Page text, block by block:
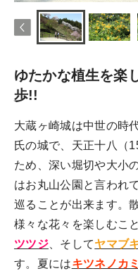
ゆたかな植生を楽
歩!!
大蔵ヶ崎城は中世の時
氏の城で、天正十八（
ため、深い堀切や大小
はお丸山公園と言われ
巡ることが出来ます。
様々な花々を楽しむこ
ツツジ、そしてヤマブ
す。夏にはキツネノカ